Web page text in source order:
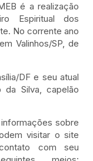
é a realização
Espiritual dos
No corrente ano
Valinhos/SP, de
DF e seu atual
da Silva, capelão
sobre
visitar o site
com seu